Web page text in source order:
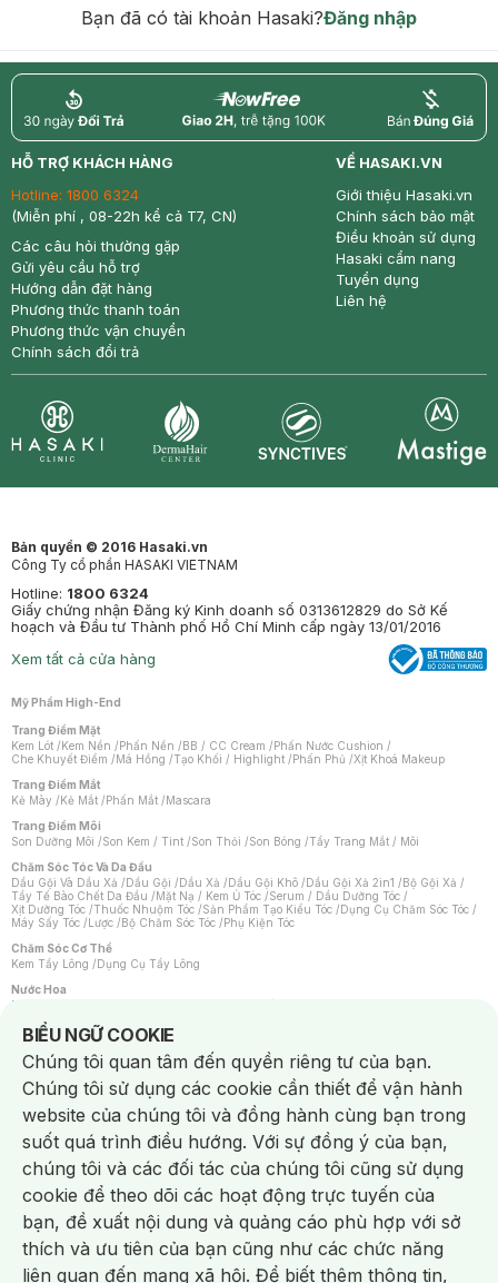
Bạn đã có tài khoản Hasaki?Đăng nhập
return nowfree price
HỖ TRỢ KHÁCH HÀNG
Hotline: 1800 6324
(Miễn phí , 08-22h kể cả T7, CN)
Các câu hỏi thường gặp
Gửi yêu cầu hỗ trợ
Hướng dẫn đặt hàng
Phương thức thanh toán
Phương thức vận chuyển
Chính sách đổi trả
VỀ HASAKI.VN
Giới thiệu Hasaki.vn
Chính sách bảo mật
Điều khoản sử dụng
Hasaki cẩm nang
Tuyển dụng
Liên hệ
Bản quyền © 2016 Hasaki.vn
Công Ty cổ phần HASAKI VIETNAM
Hotline: 1800 6324
Giấy chứng nhận Đăng ký Kinh doanh số 0313612829 do Sở Kế
hoạch và Đầu tư Thành phố Hồ Chí Minh cấp ngày 13/01/2016
Xem tất cả cửa hàng
Mỹ Phẩm High-End
Trang Điểm Mặt
Kem Lót /Kem Nền /Phấn Nền /BB / CC Cream /Phấn Nước Cushion /
Che Khuyết Điểm /Má Hồng /Tạo Khối / Highlight /Phấn Phủ /Xịt Khoá Makeup
Trang Điểm Mắt
Kẻ Mày /Kẻ Mắt /Phấn Mắt /Mascara
Trang Điểm Môi
Son Dưỡng Môi /Son Kem / Tint /Son Thỏi /Son Bóng /Tẩy Trang Mắt / Môi
Chăm Sóc Tóc Và Da Đầu
Dầu Gội Và Dầu Xả /Dầu Gội /Dầu Xả /Dầu Gội Khô /Dầu Gội Xả 2in1 /Bộ Gội Xả /
Tẩy Tế Bào Chết Da Đầu /Mặt Nạ / Kem Ủ Tóc /Serum / Dầu Dưỡng Tóc /
Xịt Dưỡng Tóc /Thuốc Nhuộm Tóc /Sản Phẩm Tạo Kiểu Tóc /Dụng Cụ Chăm Sóc Tóc /
Máy Sấy Tóc /Lược /Bộ Chăm Sóc Tóc /Phụ Kiện Tóc
Chăm Sóc Cơ Thể
Kem Tẩy Lông /Dụng Cụ Tẩy Lông
Nước Hoa
Nước Hoa Nữ
Chăm Sóc Cá Nhân
Chống Muỗi /Khẩu Trang /Máy Massage/Mặt Nạ Xông Hơi /Nước Rửa Tay/
Sản Phẩm Chăm Sóc Khác /Bàn Chải Đánh Răng /Bàn Chải Điện/
Hỗ Trợ Trắng Răng/Kem Đánh Răng /Máy Tăm Nước/ Nước Súc Miệng/
Tăm / Chỉ Nha Khoa/ Xịt Thơm Miệng / Dung Dịch Vệ Sinh/Dưỡng Vùng Kín/
Khăn Ướt Vệ Sinh Vùng Kín/Băng Vệ Sinh/Tampon/Bọt Cạo Râu /Dao Cạo Râu/
Máy Cạo Râu
Vấn Đề Về Da
Da Dầu / Lỗ Chân Lông To/ Da Khô / Mất Nước/ Da Lão Hóa/ Da Mụn/
Da Nhạy Cảm / Kích Ứng
Da Xỉn Màu Thâm / Nám / Tàn Nhang
Quầng Thâm & Bọng Mắt /Sẹo /Viêm Da Cơ Địa
Dụng Cụ / Phụ Kiện Chăm Sóc Da
Bông Tẩy Trang
Khăn Lau Mặt Khô Dụng Cụ / Máy Rửa Mặt Máy Chăm Sóc Da
Dụng Cụ Chăm Sóc Khác
BIỂU NGỮ COOKIE
Notice about cookies usage
Chúng tôi quan tâm đến quyền riêng tư của bạn.
Chúng tôi sử dụng các cookie cần thiết để vận hành
website của chúng tôi và đồng hành cùng bạn trong
suốt quá trình điều hướng. Với sự đồng ý của bạn,
chúng tôi và các đối tác của chúng tôi cũng sử dụng
cookie để theo dõi các hoạt động trực tuyến của
bạn, đề xuất nội dung và quảng cáo phù hợp với sở
thích và ưu tiên của bạn cũng như các chức năng
liên quan đến mạng xã hội. Để biết thêm thông tin,